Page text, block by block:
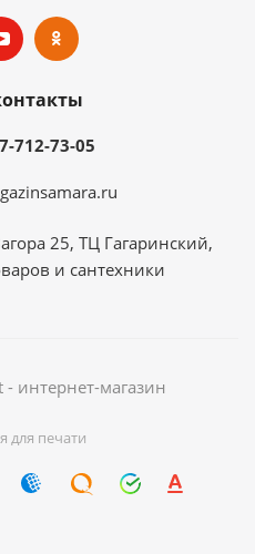
712-73-05
25, ТЦ Гагаринский,
и сантехники
интернет-магазин
для печати